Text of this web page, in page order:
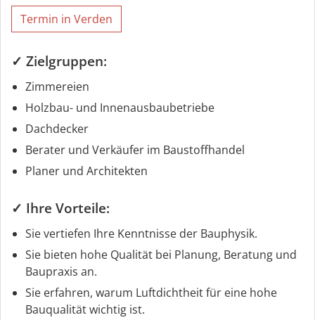
Termin in Verden
✓ Zielgruppen:
Zimmereien
Holzbau- und Innenausbaubetriebe
Dachdecker
Berater und Verkäufer im Baustoffhandel
Planer und Architekten
✓ Ihre Vorteile:
Sie vertiefen Ihre Kenntnisse der Bauphysik.
Sie bieten hohe Qualität bei Planung, Beratung und
Baupraxis an.
Sie erfahren, warum Luftdichtheit für eine hohe
Bauqualität wichtig ist.